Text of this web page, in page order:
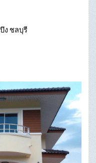
ง ชลบุรี